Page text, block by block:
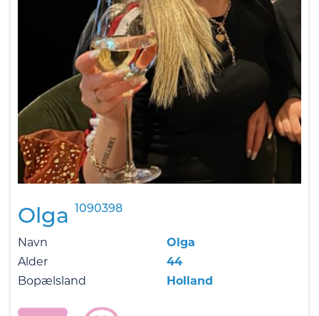
Olga 1090398
Navn
Olga
Alder
44
Bopælsland
Holland